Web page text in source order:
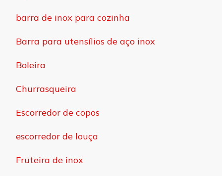
barra de inox para cozinha
Barra para utensílios de aço inox
Boleira
Churrasqueira
Escorredor de copos
escorredor de louça
Fruteira de inox